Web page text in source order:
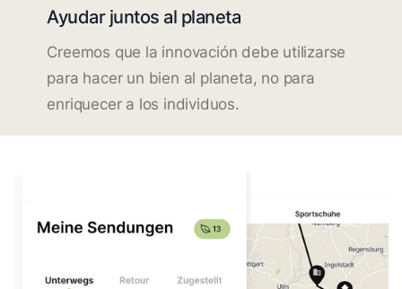
Ayudar juntos al planeta
Creemos que la innovación debe utilizarse
para hacer un bien al planeta, no para
enriquecer a los individuos.